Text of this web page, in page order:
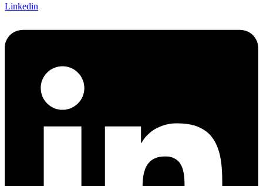
Linkedin